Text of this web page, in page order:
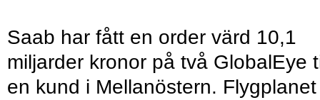
Saab har fått en order värd 10,1
miljarder kronor på två GlobalEye
en kund i Mellanöstern.